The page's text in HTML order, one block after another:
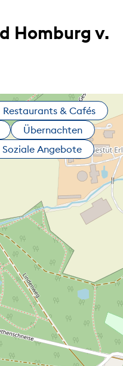
Homburg v.
Restaurants & Cafés
Übernachten
Soziale Angebote